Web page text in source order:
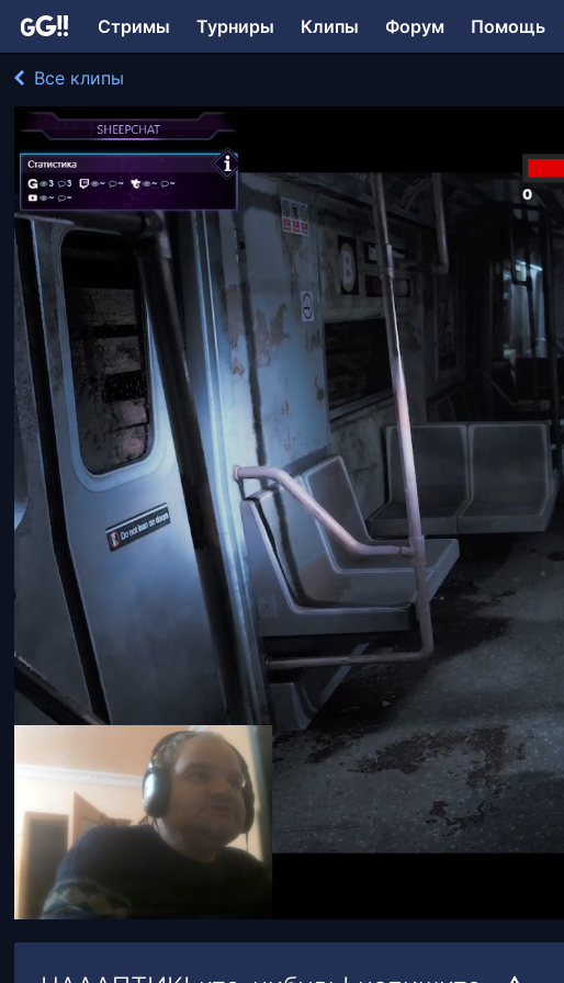
Стримы Турниры Клипы Форум Помощь
Все клипы
Onimusha играл в Post Trauma
94 просмотра